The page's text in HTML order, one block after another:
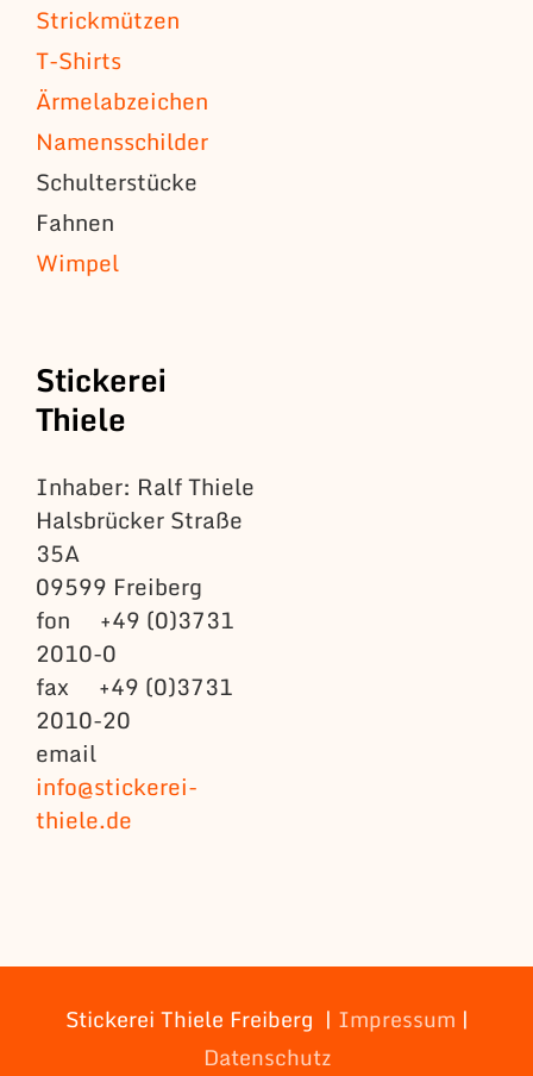
Strickmützen
T-Shirts
Ärmelabzeichen
Namensschilder
Schulterstücke
Fahnen
Wimpel
Stickerei
Thiele
Inhaber: Ralf Thiele
Halsbrücker Straße
35A
09599 Freiberg
fon +49 (0)3731
2010-0
fax +49 (0)3731
2010-20
email
info@stickerei-
thiele.de
Stickerei Thiele Freiberg | Impressum |
Datenschutz